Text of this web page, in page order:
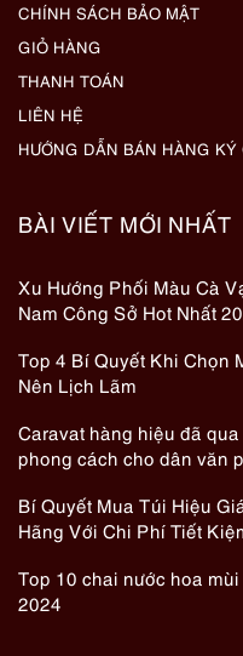
CHÍNH SÁCH BẢO MẬT
GIỎ HÀNG
THANH TOÁN
LIÊN HỆ
HƯỚNG DẪN BÁN HÀNG KÝ
BÀI VIẾT MỚI NHẤT
Xu Hướng Phối Màu Cà
Nam Công Sở Hot Nhất
Top 4 Bí Quyết Khi Chọn
Nên Lịch Lãm
Caravat hàng hiệu đã
phong cách cho dân văn
Bí Quyết Mua Túi Hiệu
Hãng Với Chi Phí Tiết
Top 10 chai nước hoa
2024